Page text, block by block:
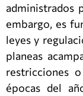
administrados
embargo, es
leyes y
planeas
restricciones
épocas del